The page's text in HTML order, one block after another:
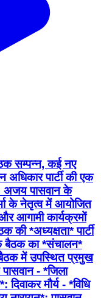
सम्पन्न, कई नए
पार्टी की एक
*अध्यक्षता* पार्टी
बैठक का *संचालन*
में उपस्थित प्रमुख
- *जिला
मौर्य - *विधि
नारायन*: पासवान
में स्वागत* बैठक के
पार्टी के कई नए
ग्रहण की। सभी
पहनाकर और पार्टी का
ने नए सदस्यों को